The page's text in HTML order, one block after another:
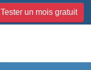
Tester un mois gratuit